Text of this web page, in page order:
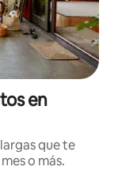
en
que te
o más.